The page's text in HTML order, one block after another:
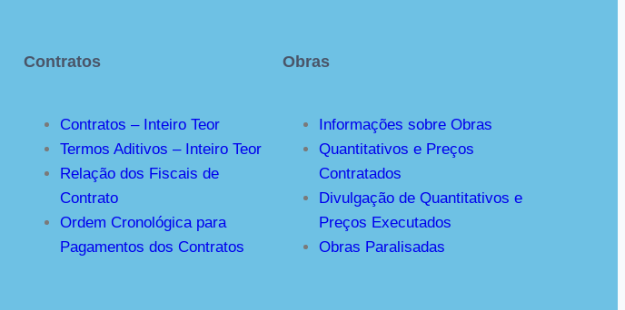
Contratos
Contratos – Inteiro Teor
Termos Aditivos – Inteiro Teor
Relação dos Fiscais de
Contrato
Ordem Cronológica para
Pagamentos dos Contratos
Obras
Informações sobre Obras
Quantitativos e Preços
Contratados
Divulgação de Quantitativos e
Preços Executados
Obras Paralisadas